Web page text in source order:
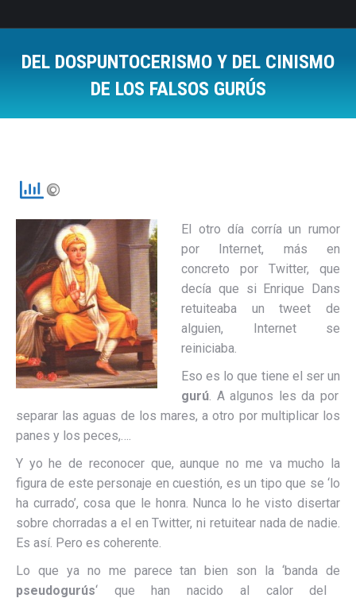
DEL DOSPUNTOCERISMO Y DEL CINISMO
DE LOS FALSOS GURÚS
El otro día corría un rumor
por Internet, más en
concreto por Twitter, que
decía que si Enrique Dans
retuiteaba un tweet de
alguien, Internet se
reiniciaba.
Eso es lo que tiene el ser un
gurú. A algunos les da por
separar las aguas de los mares, a otro por multiplicar los
panes y los peces,….
Y yo he de reconocer que, aunque no me va mucho la
figura de este personaje en cuestión, es un tipo que se ‘lo
ha currado’, cosa que le honra. Nunca lo he visto disertar
sobre chorradas a el en Twitter, ni retuitear nada de nadie.
Es así. Pero es coherente.
Lo que ya no me parece tan bien son la ‘banda de
pseudogurús‘ que han nacido al calor del